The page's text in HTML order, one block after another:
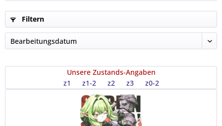
Filtern
Unsere Zustands-Angaben
z1
z1-2 z2 z3 z0-2